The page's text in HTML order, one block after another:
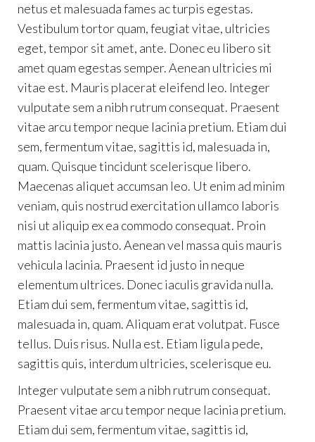
netus et malesuada fames ac turpis egestas.
Vestibulum tortor quam, feugiat vitae, ultricies
eget, tempor sit amet, ante. Donec eu libero sit
amet quam egestas semper. Aenean ultricies mi
vitae est. Mauris placerat eleifend leo. Integer
vulputate sem a nibh rutrum consequat. Praesent
vitae arcu tempor neque lacinia pretium. Etiam dui
sem, fermentum vitae, sagittis id, malesuada in,
quam. Quisque tincidunt scelerisque libero.
Maecenas aliquet accumsan leo. Ut enim ad minim
veniam, quis nostrud exercitation ullamco laboris
nisi ut aliquip ex ea commodo consequat. Proin
mattis lacinia justo. Aenean vel massa quis mauris
vehicula lacinia. Praesent id justo in neque
elementum ultrices. Donec iaculis gravida nulla.
Etiam dui sem, fermentum vitae, sagittis id,
malesuada in, quam. Aliquam erat volutpat. Fusce
tellus. Duis risus. Nulla est. Etiam ligula pede,
sagittis quis, interdum ultricies, scelerisque eu.
Integer vulputate sem a nibh rutrum consequat.
Praesent vitae arcu tempor neque lacinia pretium.
Etiam dui sem, fermentum vitae, sagittis id,